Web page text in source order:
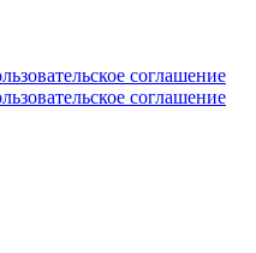
соглашение
соглашение